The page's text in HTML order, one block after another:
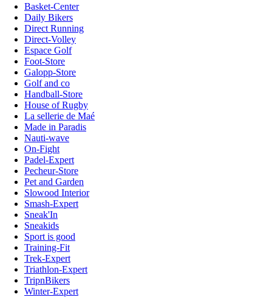
Basket-Center
Daily Bikers
Direct Running
Direct-Volley
Espace Golf
Foot-Store
Galopp-Store
Golf and co
Handball-Store
House of Rugby
La sellerie de Maé
Made in Paradis
Nauti-wave
On-Fight
Padel-Expert
Pecheur-Store
Pet and Garden
Slowood Interior
Smash-Expert
Sneak'In
Sneakids
Sport is good
Training-Fit
Trek-Expert
Triathlon-Expert
TripnBikers
Winter-Expert